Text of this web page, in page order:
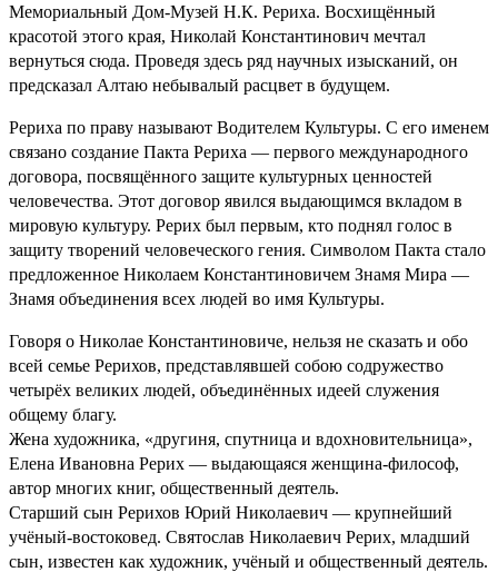
Мемориальный Дом-Музей Н.К. Рериха. Восхищённый
красотой этого края, Николай Константинович мечтал
вернуться сюда. Проведя здесь ряд научных изысканий, он
предсказал Алтаю небывалый расцвет в будущем.
Рериха по праву называют Водителем Культуры. С его именем
связано создание Пакта Рериха — первого международного
договора, посвящённого защите культурных ценностей
человечества. Этот договор явился выдающимся вкладом в
мировую культуру. Рерих был первым, кто поднял голос в
защиту творений человеческого гения. Символом Пакта стало
предложенное Николаем Константиновичем Знамя Мира —
Знамя объединения всех людей во имя Культуры.
Говоря о Николае Константиновиче, нельзя не сказать и обо
всей семье Рерихов, представлявшей собою содружество
четырёх великих людей, объединённых идеей служения
общему благу.
Жена художника, «другиня, спутница и вдохновительница»,
Елена Ивановна Рерих — выдающаяся женщина-философ,
автор многих книг, общественный деятель.
Старший сын Рерихов Юрий Николаевич — крупнейший
учёный-востоковед. Святослав Николаевич Рерих, младший
сын, известен как художник, учёный и общественный деятель.